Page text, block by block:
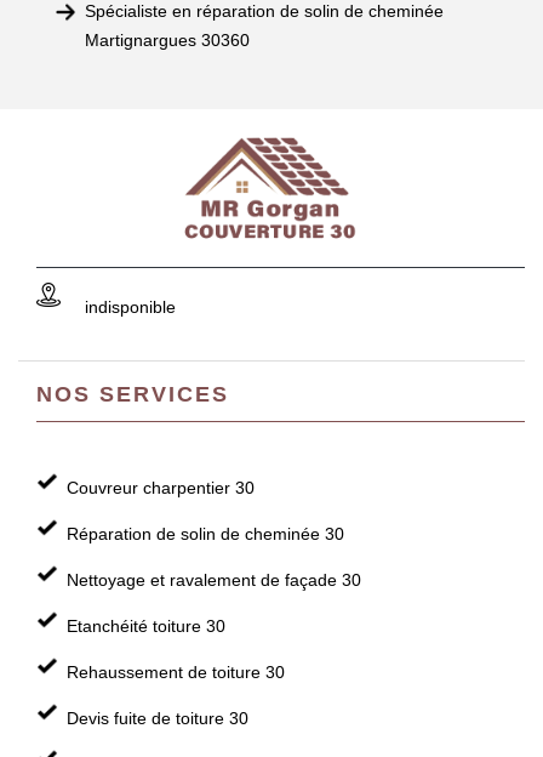
Spécialiste en réparation de solin de cheminée
Martignargues 30360
indisponible
NOS SERVICES
Couvreur charpentier 30
Réparation de solin de cheminée 30
Nettoyage et ravalement de façade 30
Etanchéité toiture 30
Rehaussement de toiture 30
Devis fuite de toiture 30